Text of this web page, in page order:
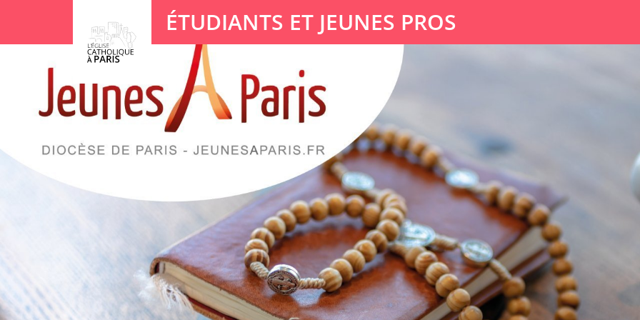
ÉTUDIANTS ET JEUNES PROS
Votre recherche
Panneau de gestion des cookies